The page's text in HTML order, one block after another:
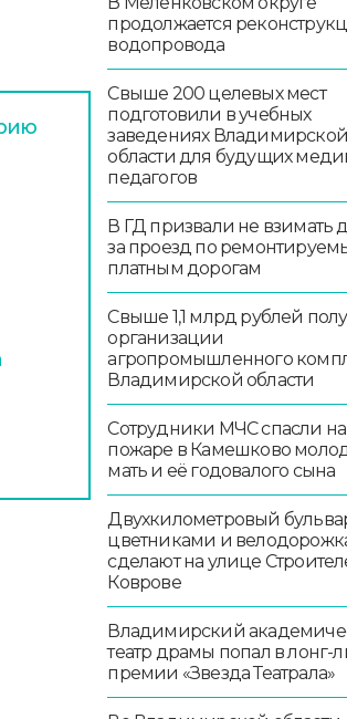
продолжается
водопровода
Свыше 200 целевых мест
подготовили в учебных
заведениях
области для будущих
педагогов
В ГД призвали не взимать
за проезд по
платным дорогам
Свыше 1,1 млрд рублей
организации
агропромышленного
Владимирской области
Сотрудники МЧС спасли на
пожаре в Камешково
мать и её годовалого сына
Двухкилометровый
цветниками и
сделают на улице
Коврове
Владимирский
театр драмы попал в лонг-
премии «Звезда Театрала»